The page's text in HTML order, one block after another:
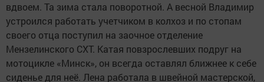
вдвоем. Та зима стала поворотной. А весной Владимир
устроился работать учетчиком в колхоз и по стопам
своего отца поступил на заочное отделение
Мензелинского СХТ. Катая повзрослевших подруг на
мотоцикле «Минск», он всегда оставлял ближнее к себе
сиденье для неё. Лена работала в швейной мастерской,